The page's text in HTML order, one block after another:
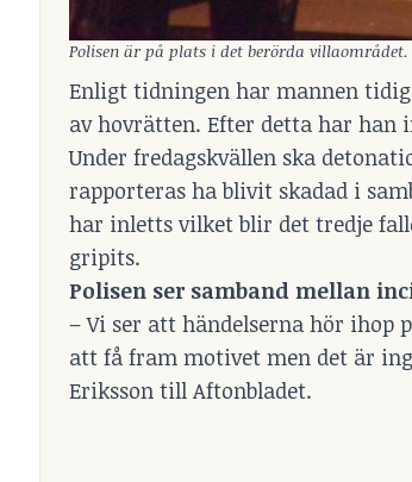
Polisen är på plats i det berörda
Enligt tidningen har mannen
av hovrätten. Efter detta har
Under fredagskvällen ska
rapporteras ha blivit skadad i
har inletts vilket blir det tredje
gripits.
Polisen ser samband mellan
– Vi ser att händelserna hör ihop
att få fram motivet men det är
Eriksson till Aftonbladet.